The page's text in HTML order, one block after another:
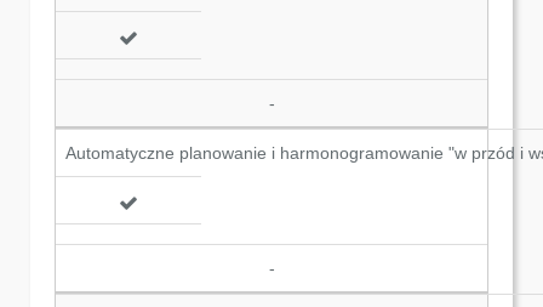
-
Automatyczne planowanie i harmonogramowanie "w przód i
-